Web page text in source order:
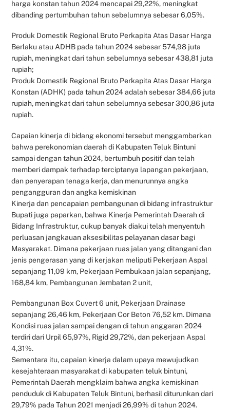
harga konstan tahun 2024 mencapai 29,22%, meningkat
dibanding pertumbuhan tahun sebelumnya sebesar 6,05%.
Produk Domestik Regional Bruto Perkapita Atas Dasar Harga
Berlaku atau ADHB pada tahun 2024 sebesar 574,98 juta
rupiah, meningkat dari tahun sebelumnya sebesar 438,81 juta
rupiah;
Produk Domestik Regional Bruto Perkapita Atas Dasar Harga
Konstan (ADHK) pada tahun 2024 adalah sebesar 384,66 juta
rupiah, meningkat dari tahun sebelumnya sebesar 300,86 juta
rupiah.
Capaian kinerja di bidang ekonomi tersebut menggambarkan
bahwa perekonomian daerah di Kabupaten Teluk Bintuni
sampai dengan tahun 2024, bertumbuh positif dan telah
memberi dampak terhadap terciptanya lapangan pekerjaan,
dan penyerapan tenaga kerja, dan menurunnya angka
pengangguran dan angka kemiskinan
Kinerja dan pencapaian pembangunan di bidang infrastruktur
Bupati juga paparkan, bahwa Kinerja Pemerintah Daerah di
Bidang Infrastruktur, cukup banyak diakui telah menyentuh
perluasan jangkauan aksesibilitas pelayanan dasar bagi
Masyarakat. Dimana pekerjaan ruas jalan yang ditangani dan
jenis pengerasan yang di kerjakan meliputi Pekerjaan Aspal
sepanjang 11,09 km, Pekerjaan Pembukaan jalan sepanjang,
168,84 km, Pembangunan Jembatan 2 unit,
Pembangunan Box Cuvert 6 unit, Pekerjaan Drainase
sepanjang 26,46 km, Pekerjaan Cor Beton 76,52 km. Dimana
Kondisi ruas jalan sampai dengan di tahun anggaran 2024
terdiri dari Urpil 65,97%, Rigid 29,72%, dan pekerjaan Aspal
4,31%.
Sementara itu, capaian kinerja dalam upaya mewujudkan
kesejahteraan masyarakat di kabupaten teluk bintuni,
Pemerintah Daerah mengklaim bahwa angka kemiskinan
penduduk di Kabupaten Teluk Bintuni, berhasil diturunkan dari
29,79% pada Tahun 2021 menjadi 26,99% di tahun 2024.